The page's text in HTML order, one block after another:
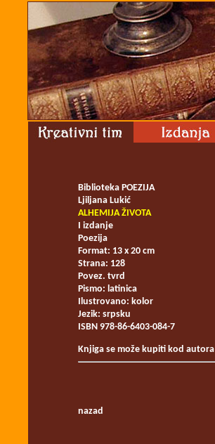
Biblioteka POEZIJA
Ljiljana Lukić
ALHEMIJA ŽIVOTA
I izdanje
Poezija
Format: 13 x 20 cm
Strana: 128
Povez. tvrd
Pismo: latinica
Ilustrovano: kolor
Jezik: srpsku
ISBN 978-86-6403-084-7
Knjiga se može kupiti kod autora
nazad